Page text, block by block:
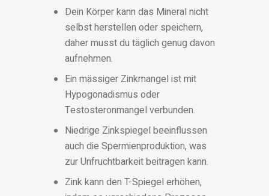
Dein Körper kann das Mineral nicht
selbst herstellen oder speichern,
daher musst du täglich genug davon
aufnehmen.
Ein mässiger Zinkmangel ist mit
Hypogonadismus oder
Testosteronmangel verbunden.
Niedrige Zinkspiegel beeinflussen
auch die Spermienproduktion, was
zur Unfruchtbarkeit beitragen kann.
Zink kann den T-Spiegel erhöhen,